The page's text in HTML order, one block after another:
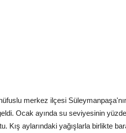
merkez ilçesi
Ocak ayında su seviyesinin
Kış aylarındaki yağışlarla birlikte